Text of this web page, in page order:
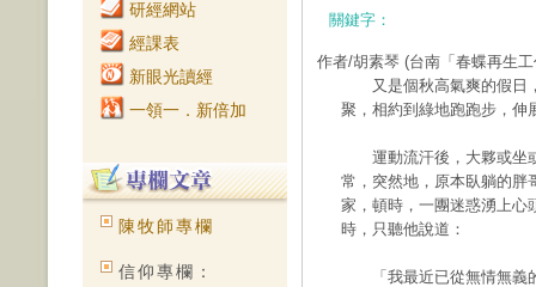
研經網站
經課表
新眼光讀經
一領一．新倍加
陳牧師專欄
信仰專欄：
關鍵字：
作者/胡素琴 (台南「春蝶再生
又是個秋高氣爽的假日，
聚，相約到綠地跑跑步，伸
運動流汗後，大夥或坐
常，突然地，原本臥躺的胖
家，頓時，一團迷惑湧上心
時，只聽他說道：
「我最近已從無情無義